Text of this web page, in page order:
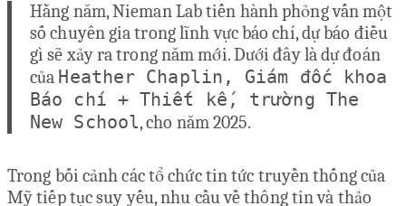
Hằng năm, Nieman Lab tiến hành phỏng vấn một
số chuyên gia trong lĩnh vực báo chí, dự báo điều
gì sẽ xảy ra trong năm mới. Dưới đây là dự đoán
của Heather Chaplin, Giám đốc khoa
Báo chí + Thiết kế, trường The
New School, cho năm 2025.
Trong bối cảnh các tổ chức tin tức truyền thống của
Mỹ tiếp tục suy yếu, nhu cầu về thông tin và thảo